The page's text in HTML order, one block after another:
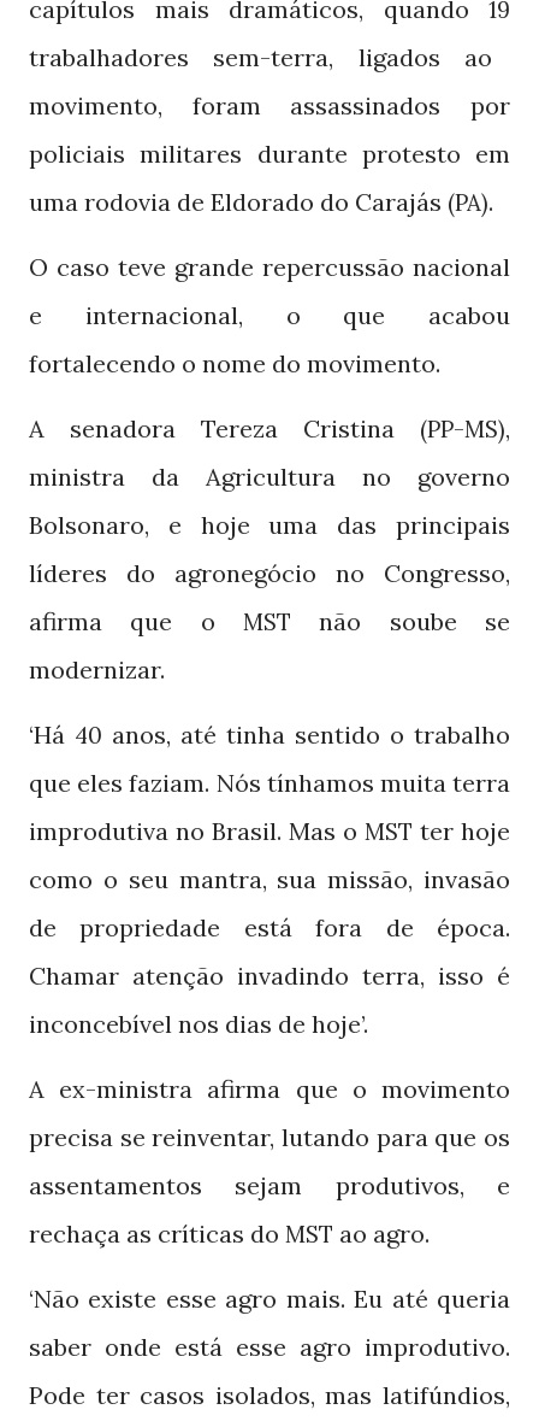
capítulos mais dramáticos, quando 19
trabalhadores sem-terra, ligados ao
movimento, foram assassinados por
policiais militares durante protesto em
uma rodovia de Eldorado do Carajás (PA).
O caso teve grande repercussão nacional
e internacional, o que acabou
fortalecendo o nome do movimento.
A senadora Tereza Cristina (PP-MS),
ministra da Agricultura no governo
Bolsonaro, e hoje uma das principais
líderes do agronegócio no Congresso,
afirma que o MST não soube se
modernizar.
‘Há 40 anos, até tinha sentido o trabalho
que eles faziam. Nós tínhamos muita terra
improdutiva no Brasil. Mas o MST ter hoje
como o seu mantra, sua missão, invasão
de propriedade está fora de época.
Chamar atenção invadindo terra, isso é
inconcebível nos dias de hoje’.
A ex-ministra afirma que o movimento
precisa se reinventar, lutando para que os
assentamentos sejam produtivos, e
rechaça as críticas do MST ao agro.
‘Não existe esse agro mais. Eu até queria
saber onde está esse agro improdutivo.
Pode ter casos isolados, mas latifúndios,